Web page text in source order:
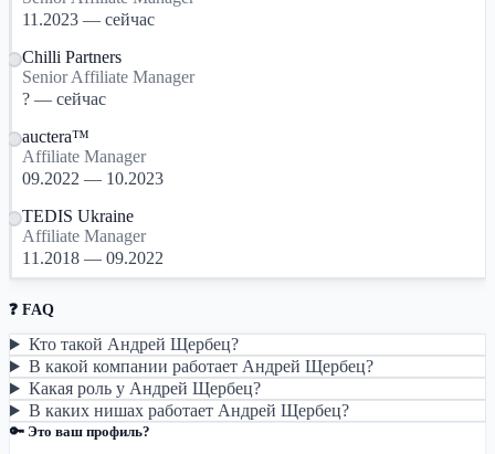
11.2023 — сейчас
Chilli Partners
Senior Affiliate Manager
? — сейчас
auctera™
Affiliate Manager
09.2022 — 10.2023
TEDIS Ukraine
Affiliate Manager
11.2018 — 09.2022
❓ FAQ
Кто такой Андрей Щербец?
В какой компании работает Андрей Щербец?
Какая роль у Андрей Щербец?
В каких нишах работает Андрей Щербец?
🔑 Это ваш профиль?